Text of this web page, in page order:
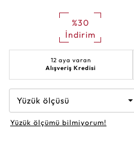
%30
İndirim
12 aya varan
Alışveriş Kredisi
Yüzük ölçüsü
Yüzük ölçümü bilmiyorum!